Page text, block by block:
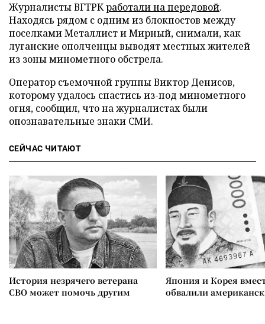
Журналисты ВГТРКработали на передовой.
Находясь рядом с одним из блокпостов между
поселками Металлист и Мирный, снимали, как
луганские ополченцы выводят местных жителей
из зоны минометного обстрела.
Оператор съемочной группы Виктор Денисов,
которому удалось спастись из-под минометного
огня, сообщил, что на журналистах были
опознавательные знаки СМИ.
СЕЙЧАС ЧИТАЮТ
История незрячего ветерана
СВО может помочь другим
Япония и Корея
обвалили